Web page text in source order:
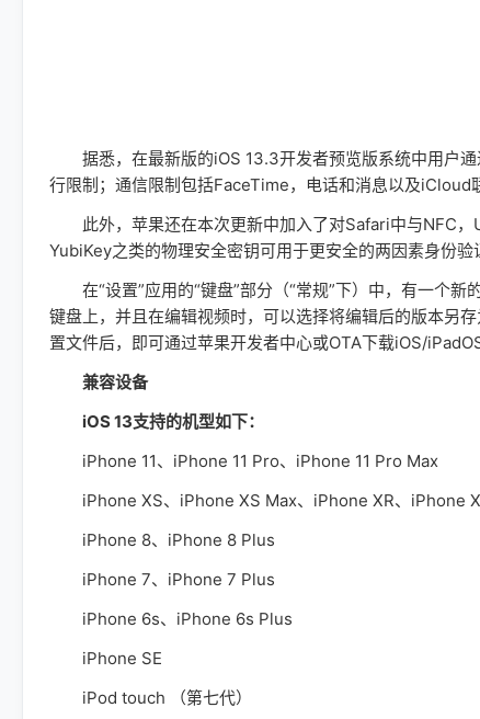
据悉，在最新版的iOS 13.3开发者预览版系统中用户通
行限制；通信限制包括FaceTime，电话和消息以及iCloud
此外，苹果还在本次更新中加入了对Safari中与NFC，
YubiKey之类的物理安全密钥可用于更安全的两因素身份验
在“设置”应用的“键盘”部分（“常规”下）中，有一个新
键盘上，并且在编辑视频时，可以选择将编辑后的版本另
置文件后，即可通过苹果开发者中心或OTA下载iOS/
兼容设备
iOS 13支持的机型如下：
iPhone 11、iPhone 11 Pro、iPhone 11 Pro Max
iPhone XS、iPhone XS Max、iPhone XR、iPhone X
iPhone 8、iPhone 8 Plus
iPhone 7、iPhone 7 Plus
iPhone 6s、iPhone 6s Plus
iPhone SE
iPod touch （第七代）